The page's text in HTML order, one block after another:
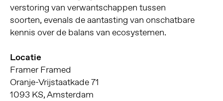
verstoring van verwantschappen tussen
soorten, evenals de aantasting van onschatbare
kennis over de balans van ecosystemen.
Locatie
Framer Framed
Oranje-Vrijstaatkade 71
1093 KS, Amsterdam